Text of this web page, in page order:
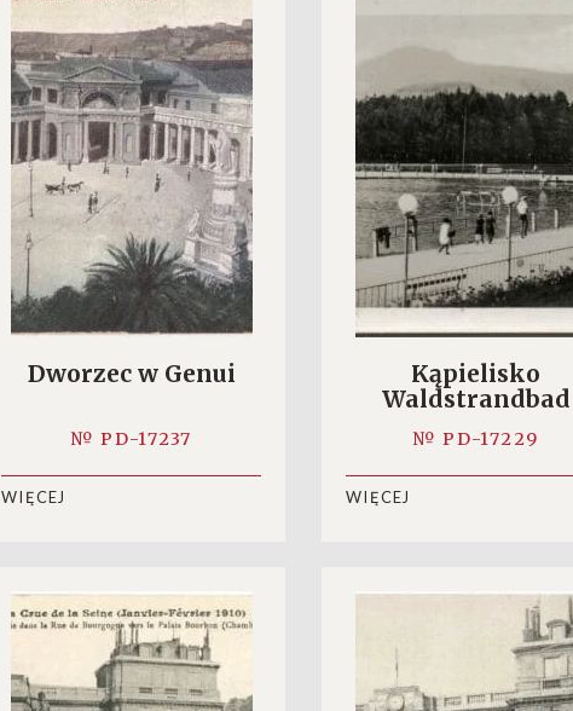
Dworzec w Genui
№ PD-17237
WIĘCEJ
Kąpielisko
Waldstrandbad
Großschönau
№ PD-17229
WIĘCEJ